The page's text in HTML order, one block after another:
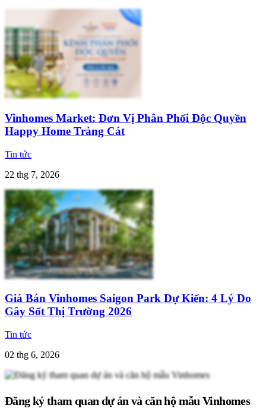
Vinhomes Market: Đơn Vị Phân Phối Độc Quyền
Happy Home Tràng Cát
Tin tức
22 thg 7, 2026
Giá Bán Vinhomes Saigon Park Dự Kiến: 4 Lý Do
Gây Sốt Thị Trường 2026
Tin tức
02 thg 6, 2026
Đăng ký tham quan dự án và căn hộ mẫu Vinhomes